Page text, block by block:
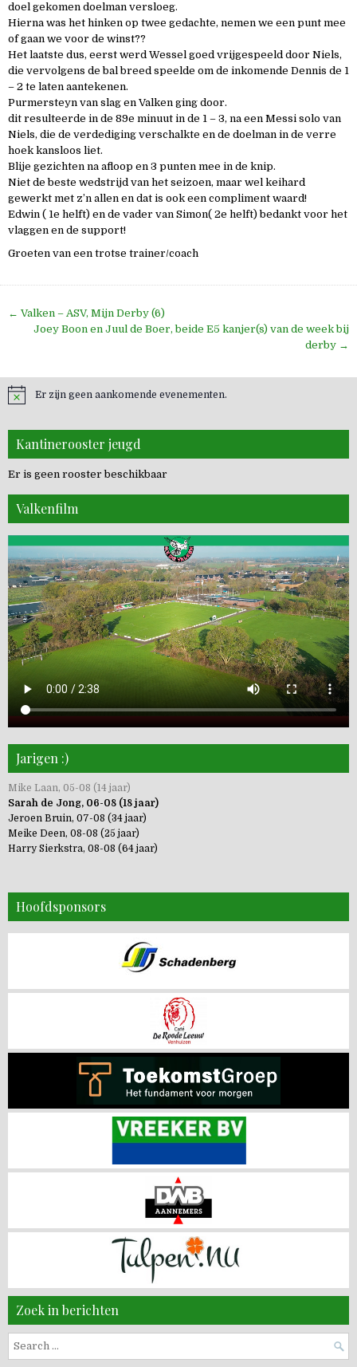
doel gekomen doelman versloeg.
Hierna was het hinken op twee gedachte, nemen we een punt mee
of gaan we voor de winst??
Het laatste dus, eerst werd Wessel goed vrijgespeeld door Niels,
die vervolgens de bal breed speelde om de inkomende Dennis de 1
– 2 te laten aantekenen.
Purmersteyn van slag en Valken ging door.
dit resulteerde in de 89e minuut in de 1 – 3, na een Messi solo van
Niels, die de verdediging verschalkte en de doelman in de verre
hoek kansloos liet.
Blije gezichten na afloop en 3 punten mee in de knip.
Niet de beste wedstrijd van het seizoen, maar wel keihard
gewerkt met z’n allen en dat is ook een compliment waard!
Edwin ( 1e helft) en de vader van Simon( 2e helft) bedankt voor het
vlaggen en de support!
Groeten van een trotse trainer/coach
Bericht
navigatie
← Valken – ASV, Mijn Derby (6)
Joey Boon en Juul de Boer, beide E5 kanjer(s) van de week bij
derby →
Er zijn geen aankomende evenementen.
Kantinerooster jeugd
Er is geen rooster beschikbaar
Valkenfilm
Jarigen :)
Mike Laan, 05-08 (14 jaar)
Sarah de Jong, 06-08 (18 jaar)
Jeroen Bruin, 07-08 (34 jaar)
Meike Deen, 08-08 (25 jaar)
Harry Sierkstra, 08-08 (64 jaar)
Hoofdsponsors
Zoek in berichten
Search
for: